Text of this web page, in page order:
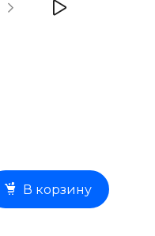
В корзину